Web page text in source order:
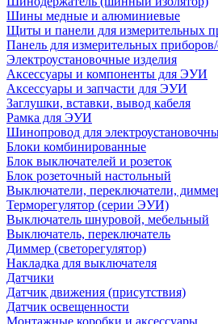
Шины медные и алюминиевые
Щиты и панели для измерительных
Панель для измерительных приборов/
Электроустановочные изделия
Аксессуары и компоненты для ЭУИ
Аксессуары и запчасти для ЭУИ
Заглушки, вставки, вывод кабеля
Рамка для ЭУИ
Шинопровод для
Блоки комбинированные
Блок выключателей и розеток
Блок розеточный настольный
Выключатели, переключатели,
Терморегулятор (серии ЭУИ)
Выключатель шнуровой, мебельный
Выключатель, переключатель
Диммер (светорегулятор)
Накладка для выключателя
Датчики
Датчик движения (присутствия)
Датчик освещенности
Монтажные коробки и аксессуары